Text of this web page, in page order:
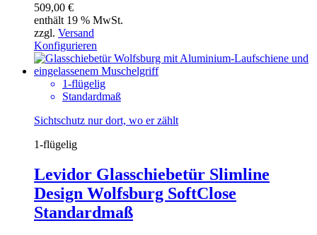
509,00 €
enthält 19 % MwSt.
zzgl. Versand
Konfigurieren
1-flügelig
Standardmaß
Sichtschutz nur dort, wo er zählt
1-flügelig
Levidor Glasschiebetür Slimline
Design Wolfsburg SoftClose
Standardmaß